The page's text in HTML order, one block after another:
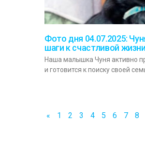
Фото дня 04.07.2025:
шаги к счастливой жизни
Наша малышка Чуня активно
и готовится к поиску своей
« 1 2 3 4 5 6 7 8